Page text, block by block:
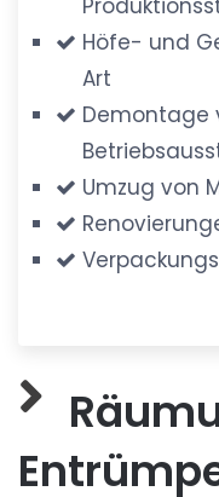
Höfe- und
Art
Demontage
Umzug von